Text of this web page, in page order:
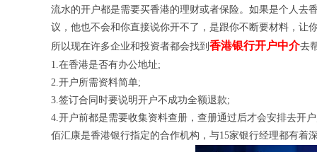
流水的开户都是需要买香港的理财或者保险。如果是个人去
议，他也不会和你直接说你开不了，是跟你不断要材料，让
所以现在许多企业和投资者都会找到 香港银行开户中介去
1.在香港是否有办公地址;
2.开户所需资料简单;
3.签订合同时要说明开户不成功全额退款;
4.开户前都是需要收集资料查册，查册通过后才会安排去开
佰汇康是香港银行指定的合作机构，与15家银行经理都有着